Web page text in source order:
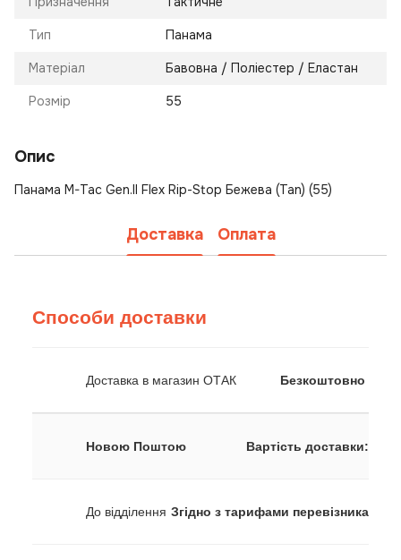
Тип Панама
Матеріал Бавовна / Поліестер / Еластан
Розмір 55
Опис
Панама M-Tac Gen.II Flex Rip-Stop Бежева (Tan) (55)
Доставка Оплата
Способи доставки
Доставка в магазин ОТАК Безкоштовно
Новою Поштою Вартість доставки:
До відділення Згідно з тарифами перевізника